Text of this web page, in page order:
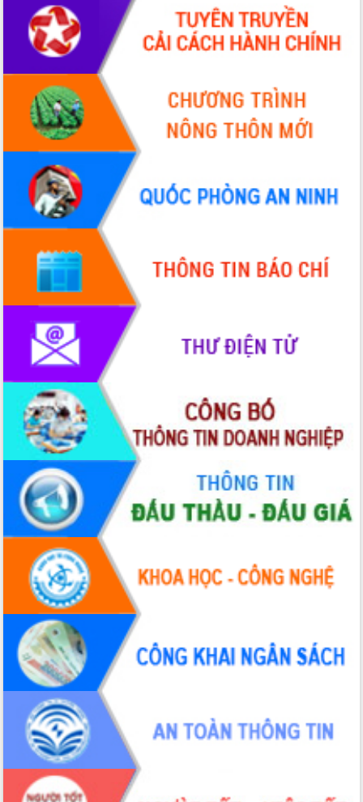
Xây dựng nông thôn mới: Nâng cao đời
sống người dân từ những mô hình thiết
thực
Quyết liệt tháo gỡ vướng mắc, đẩy
nhanh tiến độ các dự án trọng điểm
trong Khu kinh tế Nam Phú Yên
Hòn Yến phát triển du lịch gắn với bảo
tồn biển
Lấy ý kiến điều chỉnh Quy hoạch tỉnh
Đắk Lắk thời kỳ 2021-2030, tầm nhìn
đến năm 2050
Phát động chiến dịch 30 ngày đêm
giải phóng mặt bằng Tuyến đường bộ
Đắk Lắk nỗ lực thúc đẩy tăng trưởng
kinh tế từ 10% trở lên trong Quý
II/2026
Đắk Lắk ký kết thỏa thuận hợp tác về
chuyển đổi số giai đoạn 2026 – 2030
với Tập đoàn Bưu chính Viễn thông
Việt Nam
Thứ trưởng Bộ Y tế làm việc với tỉnh
Đắk Lắk về phát triển nhân lực y tế
cho trạm y tế cấp xã
Du lịch Đắk Lắk nâng tầm trải nghiệm
du khách thông qua Hệ thống cơ sở dữ
liệu và Bản đồ số
Tập huấn ứng dụng trí tuệ nhân tạo (AI)
trong thương mại điện tử năm 2026
Đoàn đại biểu Quốc hội tỉnh Đắk Lắk
trao đổi thông tin trước Kỳ họp thứ
nhất, Quốc hội khóa XVI
Quyết liệt cải cách hành chính, khơi
thông nguồn lực phát triển
Nâng cao hiệu lực, hiệu quả HĐND
tỉnh thông qua hiện đại hóa hành chính
Xã Ea Phê gắn cải cách hành chính với
chuyển đổi số
Phó Chủ tịch Thường trực UBND tỉnh
Hồ Thị Nguyên Thảo làm việc tại Trung
tâm Phục vụ hành chính công xã Ea
Phê
Xây dựng nền hành chính số đồng
hành cùng nông dân dân, doanh nghiệp
Giai đoạn 2026-2030, Đắk Lắk phấn